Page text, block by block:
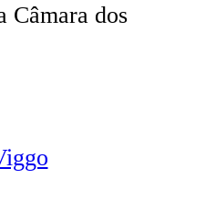
Câmara dos